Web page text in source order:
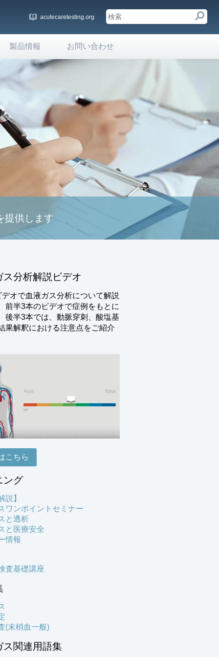
acutecaretesting.org
製品情報 お問い合わせ
提供します
ス分析解説ビデオ
オで血液ガス分析について解説
前半3本のビデオで症例をもとに
後半3本では、動脈穿刺、酸塩基
果解釈における注意点をご紹介
こちら
ング
説】
ワンポイントセミナー
と透析
と医療安全
情報
査基礎講座
(末梢血一般)
ス関連用語集